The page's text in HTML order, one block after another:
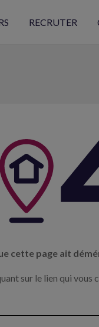
RECRUTER
cette page ait
sur le lien qui vous